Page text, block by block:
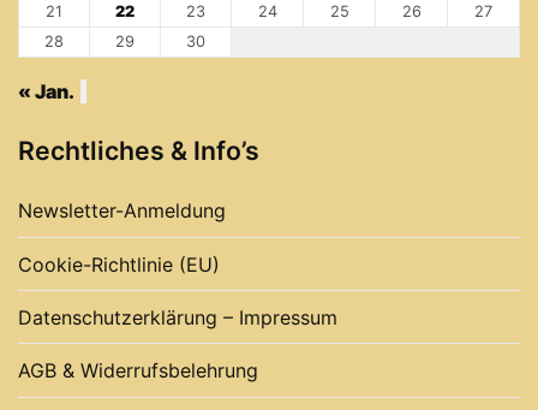
21
22 23 24 25 26
27
28
29 30
« Jan.
Rechtliches & Info’s
Newsletter-Anmeldung
Cookie-Richtlinie (EU)
Datenschutzerklärung – Impressum
AGB & Widerrufsbelehrung